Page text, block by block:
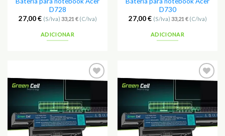
D728
27,00€ (S/Iva) 33,21 €(C/Iva)
ADICIONAR
D730
27,00€ (S/Iva) 33,21 €(C/Iva)
ADICIONAR
Favoritos
Favoritos